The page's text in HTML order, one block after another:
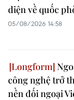
diện về quốc
05/08/2026 14:58
công nghệ trở
nền đối ngoại